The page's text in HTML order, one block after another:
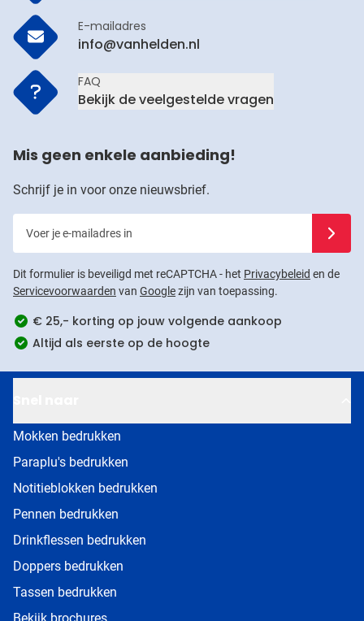
E-mailadres
info@vanhelden.nl
FAQ
Bekijk de veelgestelde vragen
Mis geen enkele aanbieding!
Schrijf je in voor onze nieuwsbrief.
Dit formulier is beveiligd met reCAPTCHA - het Privacybeleid en de
Servicevoorwaarden van Googlezijn van toepassing.
€ 25,- korting op jouw volgende aankoop
Altijd als eerste op de hoogte
Mokken bedrukken
Paraplu's bedrukken
Notitieblokken bedrukken
Pennen bedrukken
Drinkflessen bedrukken
Doppers bedrukken
Tassen bedrukken
Bekijk brochures